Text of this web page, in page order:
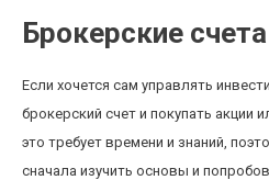
Брокерские
Если хочется сам управлять
брокерский счет и покупать акции
это требует времени и знаний,
сначала изучить основы и